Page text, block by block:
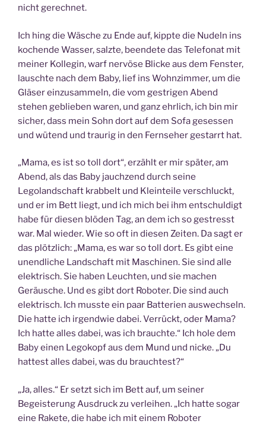
nicht gerechnet.
Ich hing die Wäsche zu Ende auf, kippte die Nudeln ins
kochende Wasser, salzte, beendete das Telefonat mit
meiner Kollegin, warf nervöse Blicke aus dem Fenster,
lauschte nach dem Baby, lief ins Wohnzimmer, um die
Gläser einzusammeln, die vom gestrigen Abend
stehen geblieben waren, und ganz ehrlich, ich bin mir
sicher, dass mein Sohn dort auf dem Sofa gesessen
und wütend und traurig in den Fernseher gestarrt hat.
„Mama, es ist so toll dort“, erzählt er mir später, am
Abend, als das Baby jauchzend durch seine
Legolandschaft krabbelt und Kleinteile verschluckt,
und er im Bett liegt, und ich mich bei ihm entschuldigt
habe für diesen blöden Tag, an dem ich so gestresst
war. Mal wieder. Wie so oft in diesen Zeiten. Da sagt er
das plötzlich: „Mama, es war so toll dort. Es gibt eine
unendliche Landschaft mit Maschinen. Sie sind alle
elektrisch. Sie haben Leuchten, und sie machen
Geräusche. Und es gibt dort Roboter. Die sind auch
elektrisch. Ich musste ein paar Batterien auswechseln.
Die hatte ich irgendwie dabei. Verrückt, oder Mama?
Ich hatte alles dabei, was ich brauchte.“ Ich hole dem
Baby einen Legokopf aus dem Mund und nicke. „Du
hattest alles dabei, was du brauchtest?“
„Ja, alles.“ Er setzt sich im Bett auf, um seiner
Begeisterung Ausdruck zu verleihen. „Ich hatte sogar
eine Rakete, die habe ich mit einem Roboter